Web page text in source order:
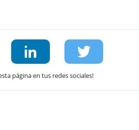
página en tus redes sociales!